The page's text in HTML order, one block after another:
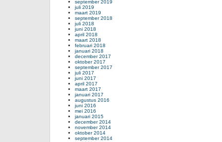
september 2019
juli 2019
maart 2019
september 2018
juli 2018
juni 2018
april 2018
maart 2018
februari 2018
januari 2018
december 2017
oktober 2017
september 2017
juli 2017
juni 2017
april 2017
maart 2017
januari 2017
augustus 2016
juni 2016
mei 2016
januari 2015
december 2014
november 2014
oktober 2014
september 2014